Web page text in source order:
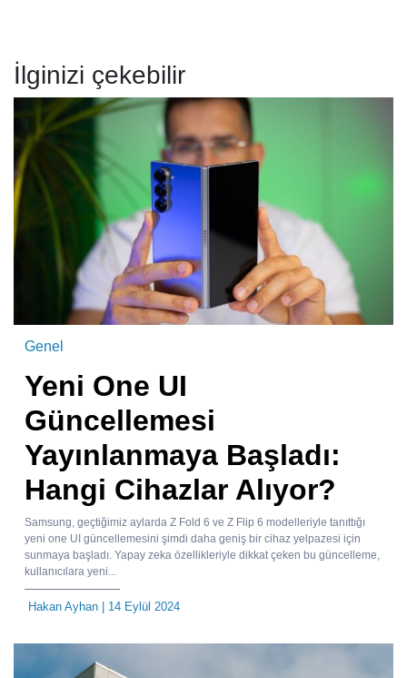
İlginizi çekebilir
Genel
Yeni One UI
Güncellemesi
Yayınlanmaya Başladı:
Hangi Cihazlar Alıyor?
Samsung, geçtiğimiz aylarda Z Fold 6 ve Z Flip 6 modelleriyle tanıttığı
yeni one UI güncellemesini şimdi daha geniş bir cihaz yelpazesi için
sunmaya başladı. Yapay zeka özellikleriyle dikkat çeken bu güncelleme,
kullanıcılara yeni...
Hakan Ayhan | 14 Eylül 2024